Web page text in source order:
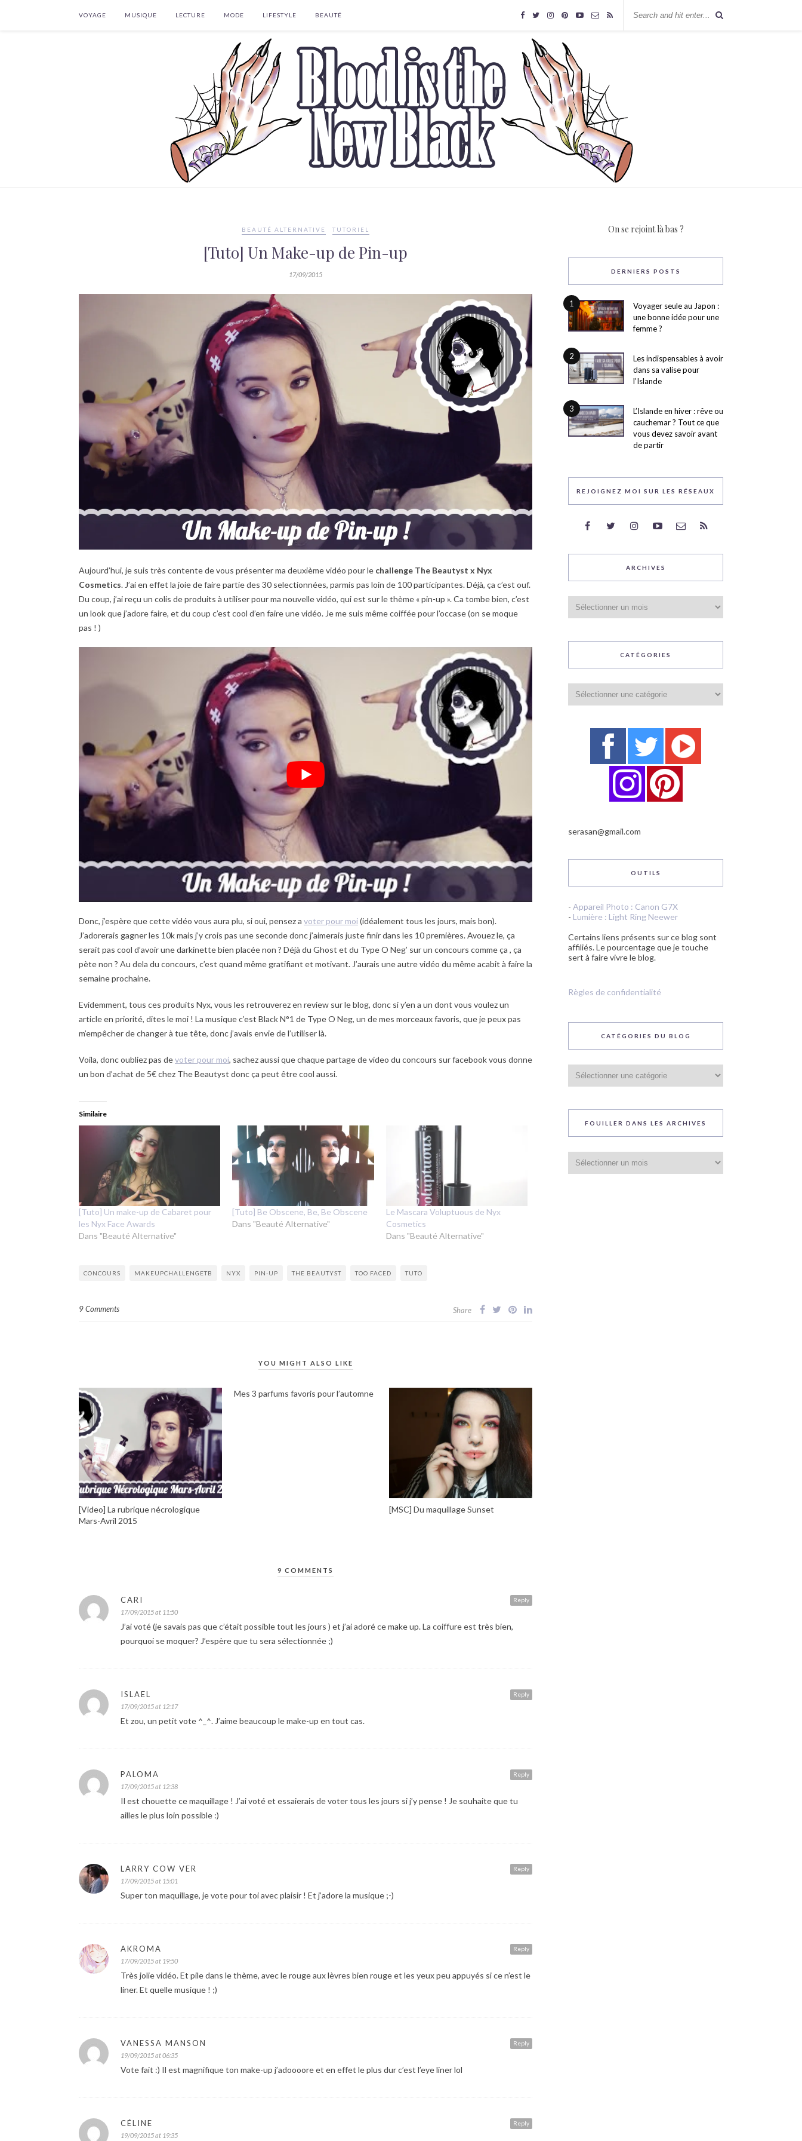
VOYAGE MUSIQUE LECTURE MODE LIFESTYLE BEAUTÉ
BEAUTÉ ALTERNATIVE TUTORIEL
[Tuto] Un Make-up de Pin-up
17/09/2015
Aujourd’hui, je suis très contente de vous présenter ma deuxième vidéo pour le challenge The Beautyst x Nyx
Cosmetics. J’ai en effet la joie de faire partie des 30 selectionnées, parmis pas loin de 100 participantes. Déjà, ça c’est ouf.
Du coup, j’ai reçu un colis de produits à utiliser pour ma nouvelle vidéo, qui est sur le thème « pin-up ». Ca tombe bien, c’est
un look que j’adore faire, et du coup c’est cool d’en faire une vidéo. Je me suis même coiffée pour l’occase (on se moque
pas ! )
Donc, j’espère que cette vidéo vous aura plu, si oui, pensez a voter pour moi(idéalement tous les jours, mais bon).
J’adorerais gagner les 10k mais j’y crois pas une seconde donc j’aimerais juste finir dans les 10 premières. Avouez le, ça
serait pas cool d’avoir une darkinette bien placée non ? Déjà du Ghost et du Type O Neg’ sur un concours comme ça , ça
pète non ? Au dela du concours, c’est quand même gratifiant et motivant. J’aurais une autre vidéo du même acabit à faire la
semaine prochaine.
Evidemment, tous ces produits Nyx, vous les retrouverez en review sur le blog, donc si y’en a un dont vous voulez un
article en priorité, dites le moi ! La musique c’est Black N°1 de Type O Neg, un de mes morceaux favoris, que je peux pas
m’empêcher de changer à tue tête, donc j’avais envie de l’utiliser là.
Voila, donc oubliez pas devoter pour moi, sachez aussi que chaque partage de video du concours sur facebook vous donne
un bon d’achat de 5€ chez The Beautyst donc ça peut être cool aussi.
Similaire
[Tuto] Un make-up de Cabaret pour
les Nyx Face Awards
Dans "Beauté Alternative"
[Tuto] Be Obscene, Be, Be Obscene
Dans "Beauté Alternative"
Le Mascara Voluptuous de Nyx
Cosmetics
Dans "Beauté Alternative"
CONCOURS MAKEUPCHALLENGETB NYX PIN-UP THE BEAUTYST TOO FACED TUTO
9 Comments Share
YOU MIGHT ALSO LIKE
[Video] La rubrique nécrologique
Mars-Avril 2015
Mes 3 parfums favoris pour l’automne
[MSC] Du maquillage Sunset
9 COMMENTS
Reply
CARI
17/09/2015 at 11:50
J’ai voté (je savais pas que c’était possible tout les jours ) et j’ai adoré ce make up. La coiffure est très bien,
pourquoi se moquer? J’espère que tu sera sélectionnée ;)
Reply
ISLAEL
17/09/2015 at 12:17
Et zou, un petit vote ^_^. J’aime beaucoup le make-up en tout cas.
Reply
PALOMA
17/09/2015 at 12:38
Il est chouette ce maquillage ! J’ai voté et essaierais de voter tous les jours si j’y pense ! Je souhaite que tu
ailles le plus loin possible :)
Reply
LARRY COW VER
17/09/2015 at 15:01
Super ton maquillage, je vote pour toi avec plaisir ! Et j’adore la musique ;-)
Reply
AKROMA
17/09/2015 at 19:50
Très jolie vidéo. Et pile dans le thème, avec le rouge aux lèvres bien rouge et les yeux peu appuyés si ce n’est le
liner. Et quelle musique ! ;)
Reply
VANESSA MANSON
19/09/2015 at 06:35
Vote fait :) Il est magnifique ton make-up j’adoooore et en effet le plus dur c’est l’eye liner lol
Reply
CÉLINE
19/09/2015 at 19:35
On se rejoint là bas ?
DERNIERS POSTS
1
Voyager seule au Japon :
une bonne idée pour une
femme ?
2
Les indispensables à avoir
dans sa valise pour
l’Islande
3
L’Islande en hiver : rêve ou
cauchemar ? Tout ce que
vous devez savoir avant
de partir
REJOIGNEZ MOI SUR LES RÉSEAUX
ARCHIVES
CATÉGORIES
serasan@gmail.com
OUTILS
- Appareil Photo : Canon G7X
- Lumière : Light Ring Neewer
Certains liens présents sur ce blog sont
affiliés. Le pourcentage que je touche
sert à faire vivre le blog.
Règles de confidentialité
CATÉGORIES DU BLOG
du
blog
FOUILLER DANS LES ARCHIVES
dans
les